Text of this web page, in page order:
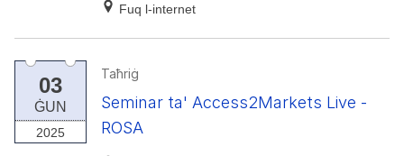
Fuq l-internet
03
ĠUN
2025
Taħriġ
Seminar ta' Access2Markets Live -
ROSA